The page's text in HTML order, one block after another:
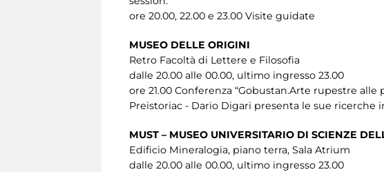
ore 20.00, 22.00 e 23.00 Visite guidate
MUSEO DELLE ORIGINI
Retro Facoltà di Lettere e Filosofia
dalle 20.00 alle 00.00, ultimo ingresso 23.00
ore 21.00 Conferenza “Gobustan.Arte rupestre alle
Preistoriac - Dario Digari presenta le sue ricerche
MUST – MUSEO UNIVERSITARIO DI SCIENZE
Edificio Mineralogia, piano terra, Sala Atrium
dalle 20.00 alle 00.00, ultimo ingresso 23.00